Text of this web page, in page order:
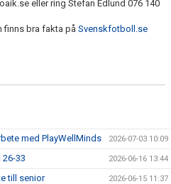
eller ring Stefan Edlund 076 140
finns bra fakta på Svenskfotboll.se
med PlayWellMinds 2026-07-03 10:09
33 2026-06-16 13:44
till senior 2026-06-15 11:37